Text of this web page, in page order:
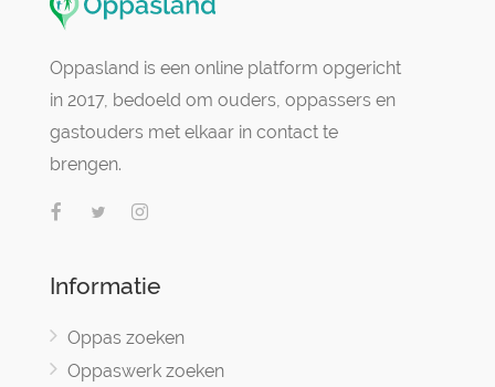
Oppasland is een online platform opgericht
in 2017, bedoeld om ouders, oppassers en
gastouders met elkaar in contact te
brengen.
Informatie
Oppas zoeken
Oppaswerk zoeken